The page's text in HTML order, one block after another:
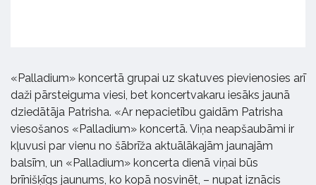
«Palladium» koncertā grupai uz skatuves pievienosies arī
daži pārsteiguma viesi, bet koncertvakaru iesāks jaunā
dziedātāja Patrisha. «Ar nepacietību gaidām Patrisha
viesošanos «Palladium» koncertā. Viņa neapšaubāmi ir
kļuvusi par vienu no šābrīža aktuālākajām jaunajām
balsīm, un «Palladium» koncerta dienā viņai būs
brīnišķīgs jaunums, ko kopā nosvinēt, – nupat iznācis